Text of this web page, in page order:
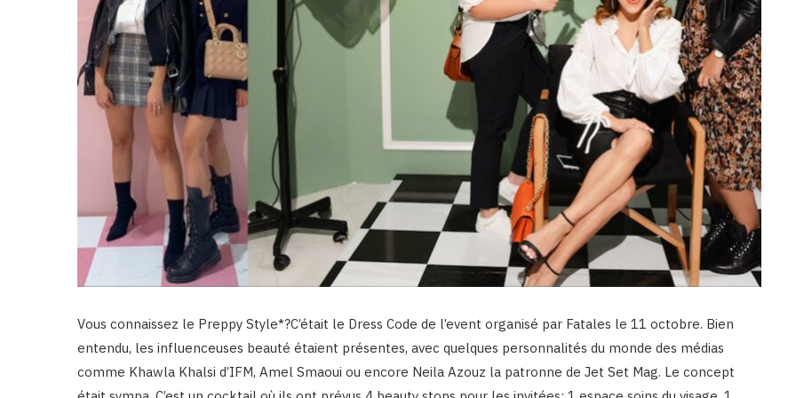
Vous connaissez le Preppy Style*?C’était le Dress Code de l’event organisé par Fatales le 11 octobre. Bien
entendu, les influenceuses beauté étaient présentes, avec quelques personnalités du monde des médias
comme Khawla Khalsi d’IFM, Amel Smaoui ou encore Neila Azouz la patronne de Jet Set Mag. Le concept